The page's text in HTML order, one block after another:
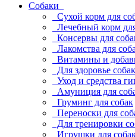
Собаки
Сухой корм для
Лечебный корм
Консервы для
Лакомства для
Витамины и
Для здоровье собак
Уход и средства
Амуниция для
Груминг для собак
Переноски для
Для тренировки
Игрушки для